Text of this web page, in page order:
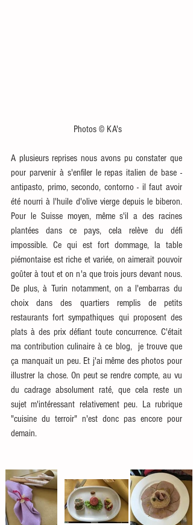
Photos © KA's
A plusieurs reprises nous avons pu constater que
pour parvenir à s'enfiler le repas italien de base -
antipasto, primo, secondo, contorno - il faut avoir
été nourri à l'huile d'olive vierge depuis le biberon.
Pour le Suisse moyen, même s'il a des racines
plantées dans ce pays, cela relève du défi
impossible. Ce qui est fort dommage, la table
piémontaise est riche et variée, on aimerait pouvoir
goûter à tout et on n'a que trois jours devant nous.
De plus, à Turin notamment, on a l'embarras du
choix dans des quartiers remplis de petits
restaurants fort sympathiques qui proposent des
plats à des prix défiant toute concurrence. C'était
ma contribution culinaire à ce blog,  je trouve que
ça manquait un peu. Et j'ai même des photos pour
illustrer la chose. On peut se rendre compte, au vu
du cadrage absolument raté, que cela reste un
sujet m'intéressant relativement peu. La rubrique
"cuisine du terroir" n'est donc pas encore pour
demain.